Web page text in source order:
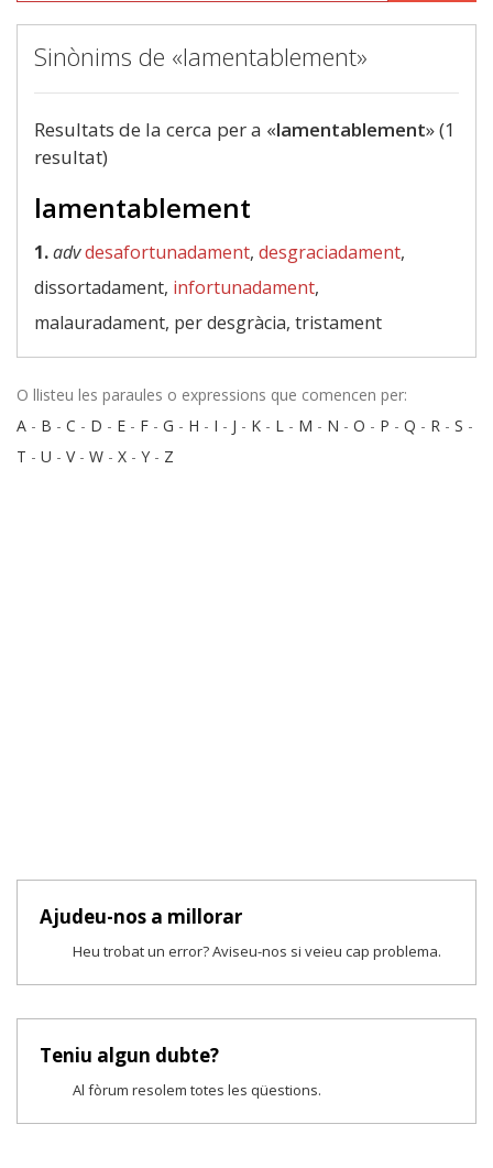
Sinònims de «lamentablement»
Resultats de la cerca per a «lamentablement» (1
resultat)
lamentablement
1.advdesafortunadament, desgraciadament,
dissortadament, infortunadament,
malauradament, per desgràcia, tristament
O llisteu les paraules o expressions que comencen per:
A - B - C - D - E - F - G - H - I - J - K - L - M - N - O - P - Q - R - S -
T - U - V- W - X - Y - Z
Ajudeu-nos a millorar
Heu trobat un error? Aviseu-nos si veieu cap problema.
Teniu algun dubte?
Al fòrum resolem totes les qüestions.